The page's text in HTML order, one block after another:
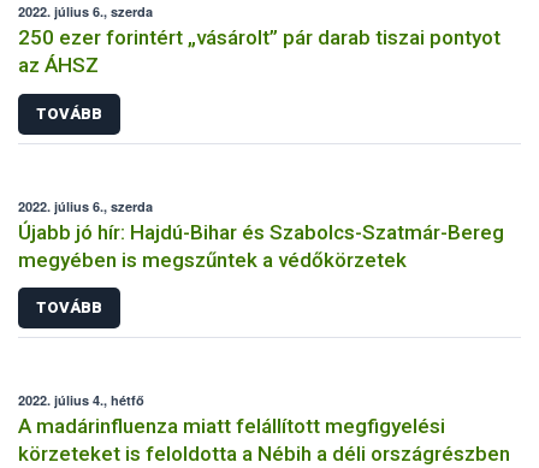
2022. július 6., szerda
250 ezer forintért „vásárolt” pár darab tiszai pontyot
az ÁHSZ
TOVÁBB
2022. július 6., szerda
Újabb jó hír: Hajdú-Bihar és Szabolcs-Szatmár-Bereg
megyében is megszűntek a védőkörzetek
TOVÁBB
2022. július 4., hétfő
A madárinfluenza miatt felállított megfigyelési
körzeteket is feloldotta a Nébih a déli országrészben